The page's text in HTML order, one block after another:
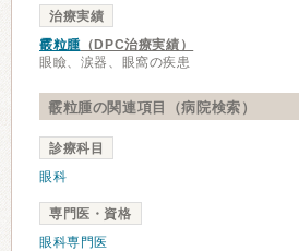
治療実績
霰粒腫（DPC治療実績）
眼瞼、涙器、眼窩の疾患
霰粒腫の関連項目（病院検索）
診療科目
眼科
専門医・資格
眼科専門医